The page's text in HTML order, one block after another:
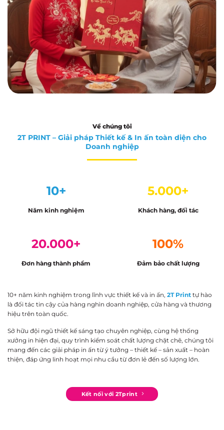
Về chúng tôi
2T PRINT – Giải pháp Thiết kế & In ấn toàn diện cho
Doanh nghiệp
10+
Năm kinh nghiệm
5.000+
Khách hàng, đối tác
20.000+
Đơn hàng thành phẩm
100%
Đảm bảo chất lượng
10+ năm kinh nghiệm trong lĩnh vực thiết kế và in ấn, 2T Print tự hào
là đối tác tin cậy của hàng nghìn doanh nghiệp, cửa hàng và thương
hiệu trên toàn quốc.
Sở hữu đội ngũ thiết kế sáng tạo chuyên nghiệp, cùng hệ thống
xưởng in hiện đại, quy trình kiểm soát chất lượng chặt chẽ, chúng tôi
mang đến các giải pháp in ấn từ ý tưởng – thiết kế – sản xuất – hoàn
thiện, đáp ứng linh hoạt mọi nhu cầu từ đơn lẻ đến số lượng lớn.
Kết nối với 2Tprint